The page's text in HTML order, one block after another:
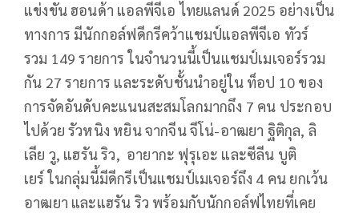
แข่งขัน ฮอนด้า แอลพีจีเอ ไทยแลนด์ 2025 อย่างเป็น
ทางการ มีนักกอล์ฟดีกรีคว้าแชมป์แอลพีจีเอ ทัวร์
รวม 149 รายการ ในจำนวนนี้เป็นแชมป์เมเจอร์รวม
กัน 27 รายการ และระดับชั้นนำอยู่ใน ท็อป 10 ของ
การจัดอันดับคะแนนสะสมโลกมากถึง 7 คน ประกอบ
ไปด้วย รัวหนิง หยิน จากจีน จีโน่-อาฒยา ฐิติกุล, ลิ
เลีย วู, แฮรัน ริว, อายากะ ฟุรุเอะ และซีลีน บูติ
เยร์ ในกลุ่มนี้มีดีกรีเป็นแชมป์เมเจอร์ถึง 4 คน ยกเว้น
อาฒยา และแฮรัน ริว พร้อมกับนักกอล์ฟไทยที่เคย